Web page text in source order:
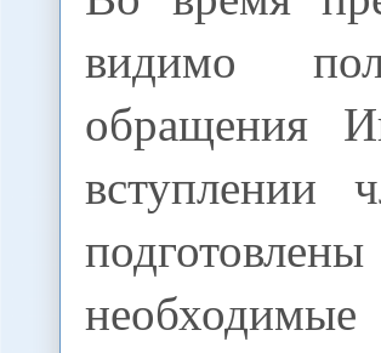
видимо
обращения